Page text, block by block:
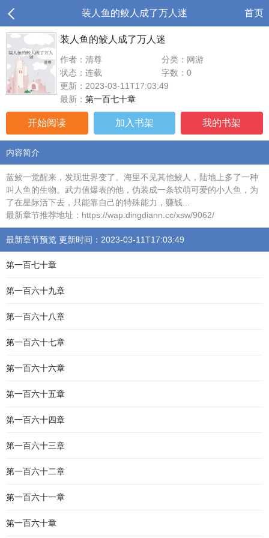
装人鱼的鲛人成了万人迷 首页
装人鱼的鲛人成了万人迷
作者：清尊
分类：网游
状态：连载
字数：0
更新：2023-03-11T17:03:49
最新： 第一百七十章
开始阅读 加入书架 我的书架
内容简介
蓝鲛一觉醒来，发现世界变了。海里不见其他鲛人，陆地上多了一种
叫人鱼的生物。武力值爆表的他，伪装成一条软萌可爱的小人鱼，为
了在星际活下去，只能靠自己的特殊能力，赚钱...
最新章节推荐地址：https://wap.dingdiann.cc/xsw/9062/
最新章节预览 更新时间：2023-03-11T17:03:49
第一百七十章
第一百六十九章
第一百六十八章
第一百六十七章
第一百六十六章
第一百六十五章
第一百六十四章
第一百六十三章
第一百六十二章
第一百六十一章
第一百六十章